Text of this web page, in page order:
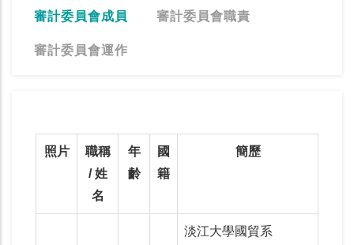
審計委員會成員 審計委員會職責
審計委員會運作
照片
職稱
/ 姓
名
年
齡
國
籍
簡歷
淡江大學國貿系